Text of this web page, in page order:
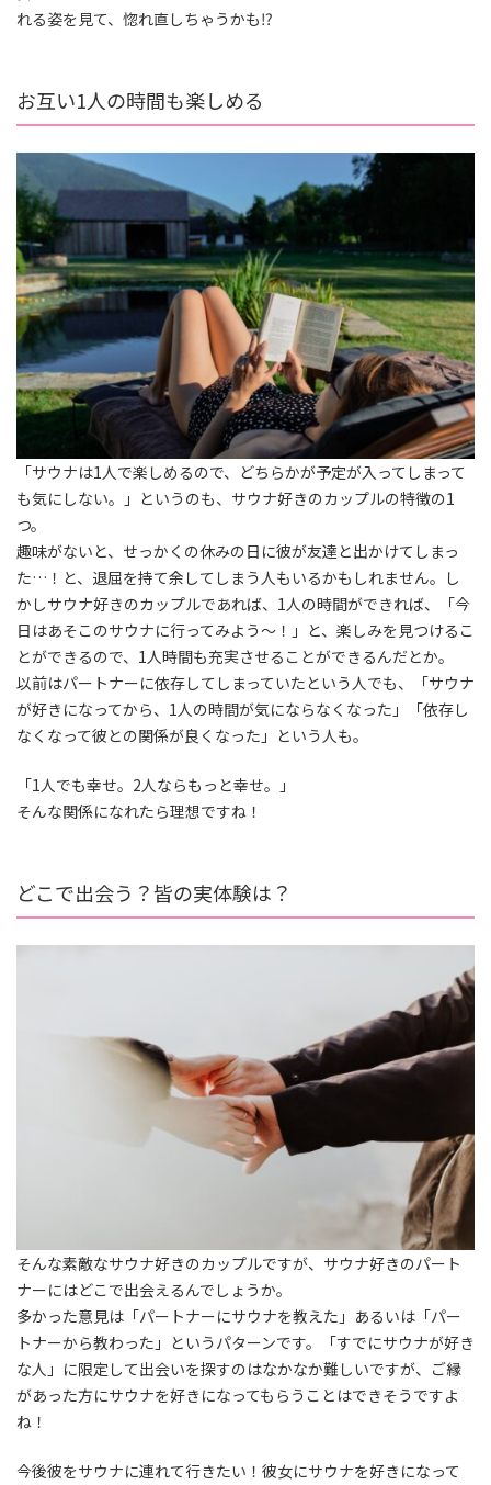
れる姿を見て、惚れ直しちゃうかも⁉︎
お互い1人の時間も楽しめる
「サウナは1人で楽しめるので、どちらかが予定が入ってしまって
も気にしない。」というのも、サウナ好きのカップルの特徴の1
つ。
趣味がないと、せっかくの休みの日に彼が友達と出かけてしまっ
た…！と、退屈を持て余してしまう人もいるかもしれません。し
かしサウナ好きのカップルであれば、1人の時間ができれば、「今
日はあそこのサウナに行ってみよう〜！」と、楽しみを見つけるこ
とができるので、1人時間も充実させることができるんだとか。
以前はパートナーに依存してしまっていたという人でも、「サウナ
が好きになってから、1人の時間が気にならなくなった」「依存し
なくなって彼との関係が良くなった」という人も。
「1人でも幸せ。2人ならもっと幸せ。」
そんな関係になれたら理想ですね！
どこで出会う？皆の実体験は？
そんな素敵なサウナ好きのカップルですが、サウナ好きのパート
ナーにはどこで出会えるんでしょうか。
多かった意見は「パートナーにサウナを教えた」あるいは「パー
トナーから教わった」というパターンです。「すでにサウナが好き
な人」に限定して出会いを探すのはなかなか難しいですが、ご縁
があった方にサウナを好きになってもらうことはできそうですよ
ね！
今後彼をサウナに連れて行きたい！彼女にサウナを好きになって